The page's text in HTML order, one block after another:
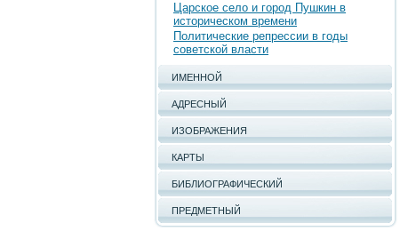
Царское село и город Пушкин в
историческом времени
Политические репрессии в годы
советской власти
ИМЕННОЙ
АДРЕСНЫЙ
ИЗОБРАЖЕНИЯ
КАРТЫ
БИБЛИОГРАФИЧЕСКИЙ
ПРЕДМЕТНЫЙ